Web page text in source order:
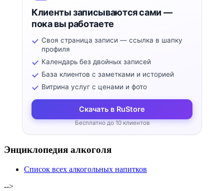
Клиенты записываются сами —
пока вы работаете
Своя страница записи — ссылка в шапку
профиля
Календарь без двойных записей
База клиентов с заметками и историей
Витрина услуг с ценами и фото
Скачать в RuStore
Бесплатно до 10 клиентов
Энциклопедия алкоголя
Список всех алкогольных напитков
-->